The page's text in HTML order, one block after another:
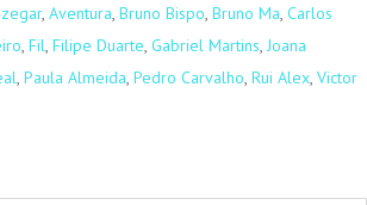
, Aventura Bruno Bispo Bruno Ma Carlos
Fil Filipe Duarte Gabriel Martins Joana
Paula Almeida Pedro Carvalho Rui Alex Victor